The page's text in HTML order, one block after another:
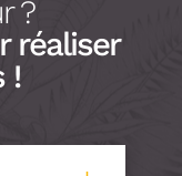
?
réaliser
!